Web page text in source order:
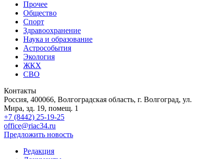
Прочее
Общество
Спорт
Здравоохранение
Наука и образование
Астрособытия
Экология
ЖКХ
СВО
Контакты
Россия, 400066, Волгоградская область, г. Волгоград, ул.
Мира, зд. 19, помещ. 1
+7 (8442) 25-19-25
office@riac34.ru
Предложить новость
Редакция